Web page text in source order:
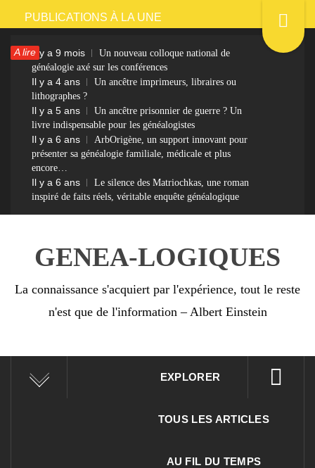
Passer
contenu
PUBLICATIONS À LA UNE
A lireIl y a 9 mois
Un nouveau colloque national de
généalogie axé sur les conférences
Il y a 4 ans
Un ancêtre imprimeurs, libraires ou
lithographes ?
Il y a 5 ans
Un ancêtre prisonnier de guerre ? Un
livre indispensable pour les généalogistes
Il y a 6 ans
ArbOrigène, un support innovant pour
présenter sa généalogie familiale, médicale et plus
encore…
Il y a 6 ans
Le silence des Matriochkas, une roman
inspiré de faits réels, véritable enquête généalogique
GENEA-LOGIQUES
La connaissance s'acquiert par l'expérience, tout le reste
n'est que de l'information – Albert Einstein
EXPLORER
TOUS LES ARTICLES
AU FIL DU TEMPS